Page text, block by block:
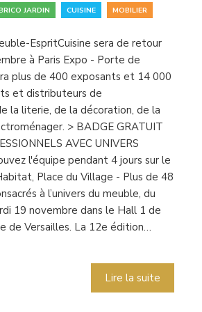
JARDIN CUISINE MOBILIER
EspritCuisine sera de retour
à Paris Expo - Porte de
plus de 400 exposants et 14 000
et distributeurs de
la literie, de la décoration, de la
> BADGE GRATUIT
AVEC UNIVERS
l'équipe pendant 4 jours sur le
Place du Village - Plus de 48
à l’univers du meuble, du
19 novembre dans le Hall 1 de
de Versailles. La 12e édition…
Lire la suite